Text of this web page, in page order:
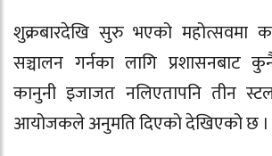
शुक्रबारदेखि सुरु भएको महोत्सवमा
सञ्चालन गर्नका लागि प्रशासनबाट
कानुनी इजाजत नलिएतापनि तीन
आयोजकले अनुमति दिएको देखिएको छ ।